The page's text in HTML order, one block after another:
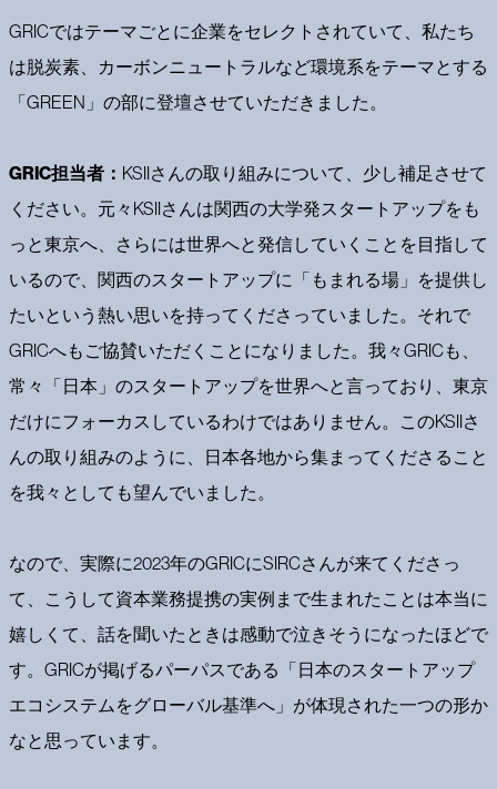
GRICではテーマごとに企業をセレクトされていて、私たち
は脱炭素、カーボンニュートラルなど環境系をテーマとする
「GREEN」の部に登壇させていただきました。
GRIC担当者： KSIIさんの取り組みについて、少し補足させて
ください。元々KSIIさんは関西の大学発スタートアップをも
っと東京へ、さらには世界へと発信していくことを目指して
いるので、関西のスタートアップに「もまれる場」を提供し
たいという熱い思いを持ってくださっていました。それで
GRICへもご協賛いただくことになりました。我々GRICも、
常々「日本」のスタートアップを世界へと言っており、東京
だけにフォーカスしているわけではありません。このKSIIさ
んの取り組みのように、日本各地から集まってくださること
を我々としても望んでいました。
なので、実際に2023年のGRICにSIRCさんが来てくださっ
て、こうして資本業務提携の実例まで生まれたことは本当に
嬉しくて、話を聞いたときは感動で泣きそうになったほどで
す。GRICが掲げるパーパスである「日本のスタートアップ
エコシステムをグローバル基準へ」が体現された一つの形か
なと思っています。